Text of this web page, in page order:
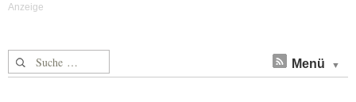
Suche nach: Menü